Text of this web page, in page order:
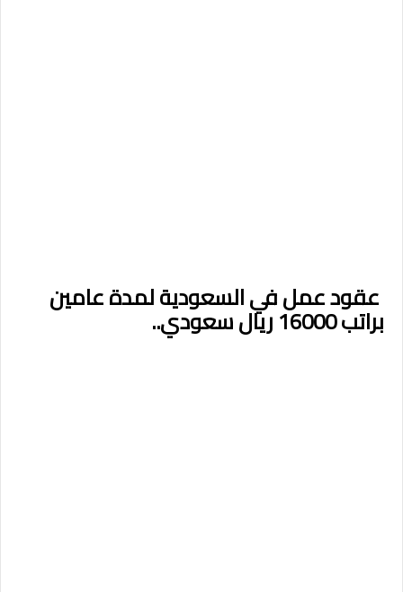
عقود عمل في السعودية لمدة عامين
براتب 16000 ريال سعودي..